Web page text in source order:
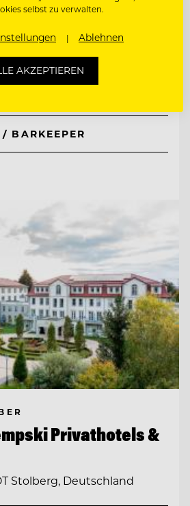
make friends
CHEF DE RANG / BARKEEPER
Privathotels &
Stolberg, Deutschland
selbst zu verwalten.
Ablehnen
AKZEPTIEREN